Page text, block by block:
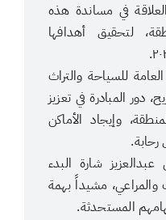
في مساندة هذه
لتحقيق أهدافها
للسياحة والتراث
المبادرة في تعزيز
وإيجاد الأماكن
رحابة.
شارة البدء
والمراعي، مشيداً بهمة
المستحدثة.